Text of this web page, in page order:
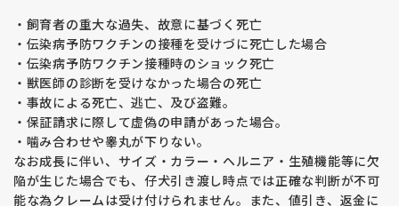
【予約に関するルール】
・見学申込順ではなく、 予約金の半額の入金順 で正式な予約
となります。見学時に予約希望をお伝えいただいても、入金が
ない場合は予約とみなしません。
・見学日時の変更を希望された場合、後からの申し込みと同様
の対応となります。
【その他注意事項】
・アパートや共同住宅にお住まいの場合、 動物飼育可能な証明
書 をご提示いただきます。ご提示がない場合は譲渡をお断りし
・飼育者の重大な過失、故意に基づく死亡
・伝染病予防ワクチンの接種を受けづに死亡した場合
・伝染病予防ワクチン接種時のショック死亡
・獣医師の診断を受けなかった場合の死亡
・事故による死亡、逃亡、及び盗難。
・保証請求に際して虚偽の申請があった場合。
・噛み合わせや睾丸が下りない。
なお成長に伴い、サイズ・カラー・ヘルニア・生殖機能等に欠
陥が生じた場合でも、仔犬引き渡し時点では正確な判断が不可
能な為クレームは受け付けられません。また、値引き、返金に